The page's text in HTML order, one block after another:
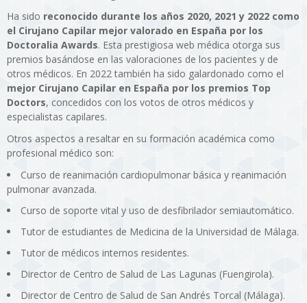
Ha sido reconocido durante los años 2020, 2021 y 2022 como
el Cirujano Capilar mejor valorado en España por los
Doctoralia Awards. Esta prestigiosa web médica otorga sus
premios basándose en las valoraciones de los pacientes y de
otros médicos. En 2022 también ha sido galardonado como el
mejor Cirujano Capilar en España por los premios Top
Doctors, concedidos con los votos de otros médicos y
especialistas capilares.
Otros aspectos a resaltar en su formación académica como
profesional médico son:
Curso de reanimación cardiopulmonar básica y reanimación
pulmonar avanzada.
Curso de soporte vital y uso de desfibrilador semiautomático.
Tutor de estudiantes de Medicina de la Universidad de Málaga.
Tutor de médicos internos residentes.
Director de Centro de Salud de Las Lagunas (Fuengirola).
Director de Centro de Salud de San Andrés Torcal (Málaga).